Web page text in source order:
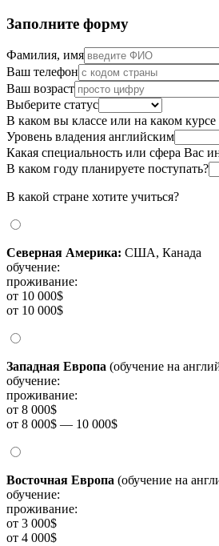
Заполните форму
Фамилия, имя
Ваш телефон
Ваш возраст
Выберите статус
В каком вы классе или на каком курсе
Уровень владения английским
Какая специальность или сфера Вас
В каком году планируете поступать?
В какой стране хотите учиться?
Северная Америка: США, Канада
обучение:
проживание:
от 10 000$
от 10 000$
Западная Европа (обучение на
обучение:
проживание:
от 8 000$
от 8 000$ — 10 000$
Восточная Европа (обучение на
обучение:
проживание:
от 3 000$
от 4 000$